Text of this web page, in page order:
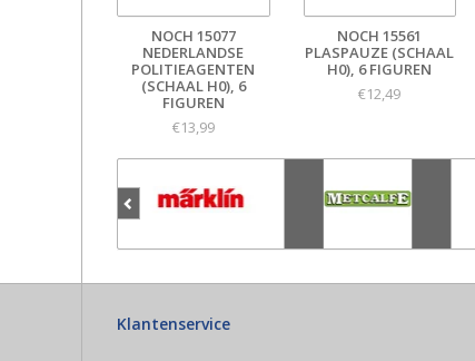
NOCH 15077
NEDERLANDSE
POLITIEAGENTEN
(SCHAAL H0), 6
FIGUREN
€13,99
NOCH 15561
PLASPAUZE (SCHAAL
H0), 6 FIGUREN
€12,49
Klantenservice